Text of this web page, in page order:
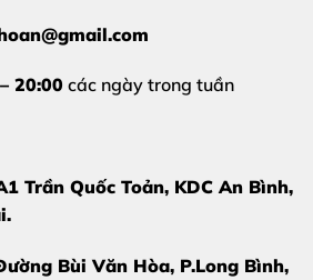
20:00 các ngày trong tuần
Trần Quốc Toản, KDC An Bình,
Bùi Văn Hòa, P.Long Bình,